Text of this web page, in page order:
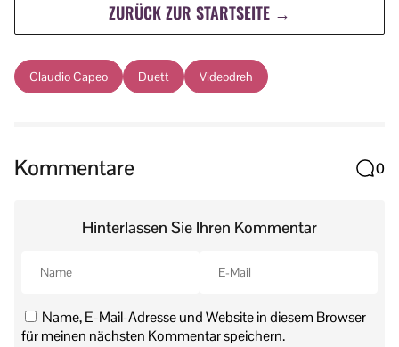
ZURÜCK ZUR STARTSEITE →
Claudio Capeo Duett Videodreh
Kommentare 0
Hinterlassen Sie Ihren Kommentar
Name, E-Mail-Adresse und Website in diesem Browser
für meinen nächsten Kommentar speichern.